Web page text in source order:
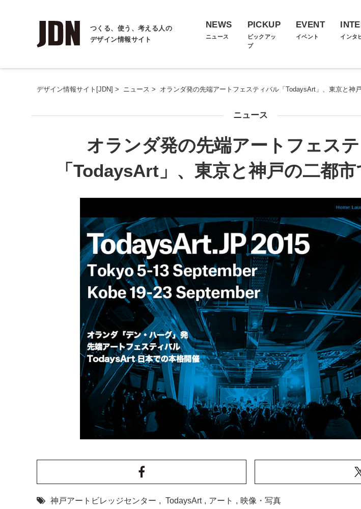
つくる、使う、考える人の
デザイン情報サイト
NEWS
ニュース
PICKUP
ピックアッ
プ
EVENT
イベント インタ
デザイン情報サイト[JDN] > ニュース > オランダ発の先端アートフェスティバル「TodaysArt」、東京と神
ニュース
オランダ発の先端アートフェス
「TodaysArt」、東京と神戸の二都
神戸アートビレッジセンター , TodaysArt , アート , 映像・写真